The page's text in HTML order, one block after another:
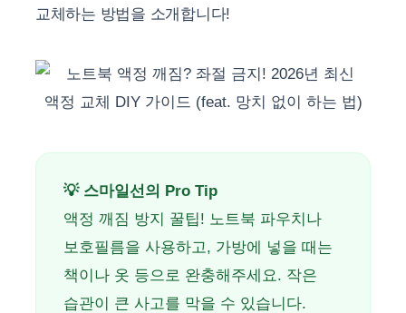
교체하는 방법을 소개합니다!
💡 스마일선의 Pro Tip
액정 깨짐 방지 꿀팁! 노트북 파우치나
보호필름을 사용하고, 가방에 넣을 때는
책이나 옷 등으로 완충해주세요. 작은
습관이 큰 사고를 막을 수 있습니다.